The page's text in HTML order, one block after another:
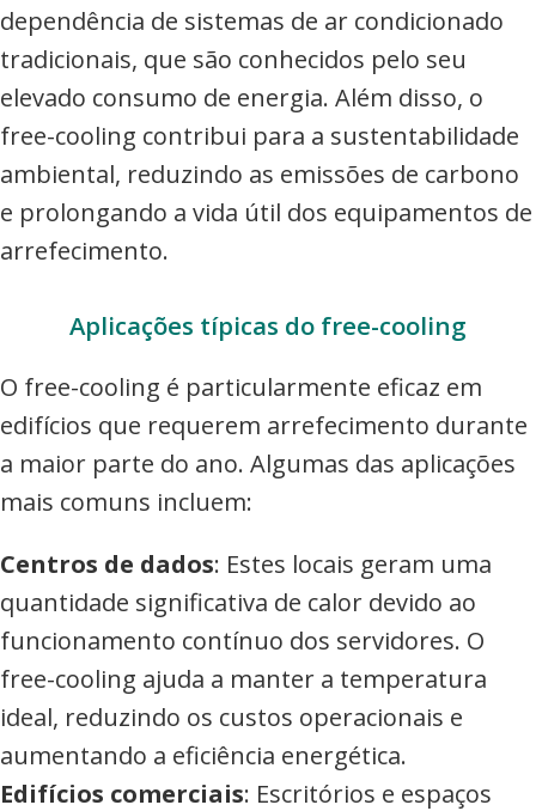
dependência de sistemas de ar condicionado
tradicionais, que são conhecidos pelo seu
elevado consumo de energia. Além disso, o
free-cooling contribui para a sustentabilidade
ambiental, reduzindo as emissões de carbono
e prolongando a vida útil dos equipamentos de
arrefecimento.
Aplicações típicas do free-cooling
O free-cooling é particularmente eficaz em
edifícios que requerem arrefecimento durante
a maior parte do ano. Algumas das aplicações
mais comuns incluem:
Centros de dados: Estes locais geram uma
quantidade significativa de calor devido ao
funcionamento contínuo dos servidores. O
free-cooling ajuda a manter a temperatura
ideal, reduzindo os custos operacionais e
aumentando a eficiência energética.
Edifícios comerciais: Escritórios e espaços